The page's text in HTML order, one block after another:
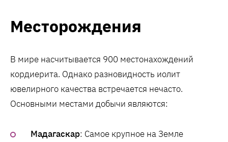
Месторождения
В мире насчитывается 900 местонахождений
кордиерита. Однако разновидность иолит
ювелирного качества встречается нечасто.
Основными местами добычи являются:
Мадагаскар: Самое крупное на Земле